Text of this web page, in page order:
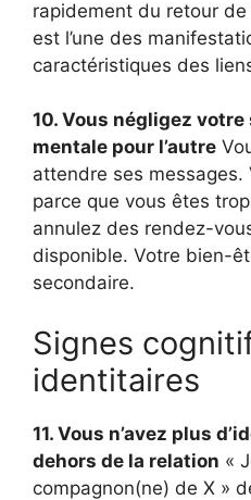
rapidement du retour
est l’une des
caractéristiques des
10. Vous négligez
mentale pour l’autre
attendre ses messages.
parce que vous êtes
annulez des rendez-
disponible. Votre bien-
secondaire.
Signes
identitaires
11. Vous n’avez plus
dehors de la relation «
compagnon(ne) de X »